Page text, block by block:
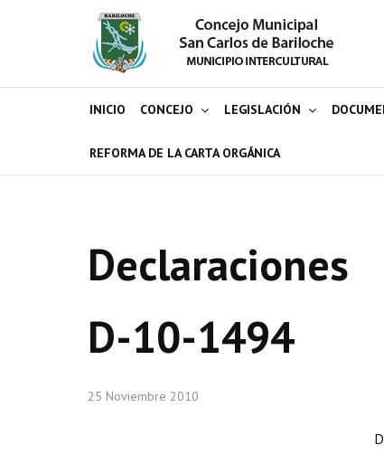
INICIO CONCEJO LEGISLACIÓN
REFORMA DE LA CARTA ORGÁNICA
Declaraciones
D-10-1494
25 Noviembre 2010